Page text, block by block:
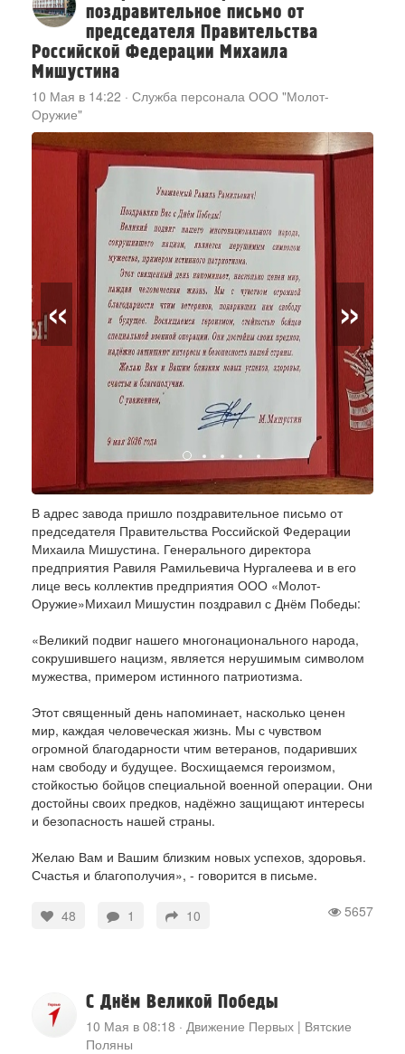
поздравительное письмо от
председателя Правительства
Российской Федерации Михаила
Мишустина
10 Мая в 14:22 · Служба персонала ООО "Молот-
Оружие"
« »
В адрес завода пришло поздравительное письмо от
председателя Правительства Российской Федерации
Михаила Мишустина. Генерального директора
предприятия Равиля Рамильевича Нургалеева и в его
лице весь коллектив предприятия ООО «Молот-
Оружие»Михаил Мишустин поздравил с Днём Победы:
«Великий подвиг нашего многонационального народа,
сокрушившего нацизм, является нерушимым символом
мужества, примером истинного патриотизма.
Этот священный день напоминает, насколько ценен
мир, каждая человеческая жизнь. Мы с чувством
огромной благодарности чтим ветеранов, подаривших
нам свободу и будущее. Восхищаемся героизмом,
стойкостью бойцов специальной военной операции. Они
достойны своих предков, надёжно защищают интересы
и безопасность нашей страны.
Желаю Вам и Вашим близким новых успехов, здоровья.
Счастья и благополучия», - говорится в письме.
5657
48 1 10
С Днём Великой Победы
10 Мая в 08:18 · Движение Первых | Вятские
Поляны